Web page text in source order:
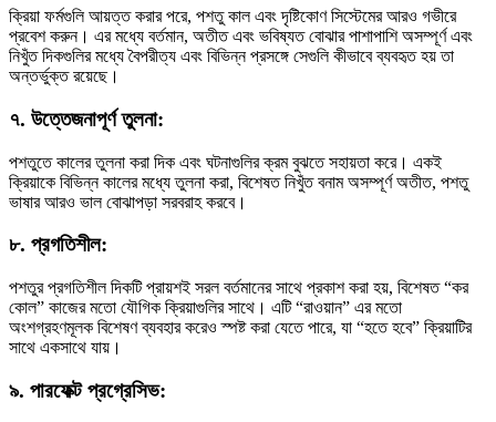
ক্রিয়া ফর্মগুলি আয়ত্ত করার পরে, পশতু কাল এবং দৃষ্টিকোণ সিস্টেমের আরও গভীরে
প্রবেশ করুন। এর মধ্যে বর্তমান, অতীত এবং ভবিষ্যত বোঝার পাশাপাশি অসম্পূর্ণ এবং
নিখুঁত দিকগুলির মধ্যে বৈপরীত্য এবং বিভিন্ন প্রসঙ্গে সেগুলি কীভাবে ব্যবহৃত হয় তা
অন্তর্ভুক্ত রয়েছে।
৭. উত্তেজনাপূর্ণ তুলনা:
পশতুতে কালের তুলনা করা দিক এবং ঘটনাগুলির ক্রম বুঝতে সহায়তা করে। একই
ক্রিয়াকে বিভিন্ন কালের মধ্যে তুলনা করা, বিশেষত নিখুঁত বনাম অসম্পূর্ণ অতীত, পশতু
ভাষার আরও ভাল বোঝাপড়া সরবরাহ করবে।
৮. প্রগতিশীল:
পশতুর প্রগতিশীল দিকটি প্রায়শই সরল বর্তমানের সাথে প্রকাশ করা হয়, বিশেষত “কর
কোল” কাজের মতো যৌগিক ক্রিয়াগুলির সাথে। এটি “রাওয়ান” এর মতো
অংশগ্রহণমূলক বিশেষণ ব্যবহার করেও স্পষ্ট করা যেতে পারে, যা “হতে হবে” ক্রিয়াটির
সাথে একসাথে যায়।
৯. পারফেক্ট প্রগ্রেসিভ: